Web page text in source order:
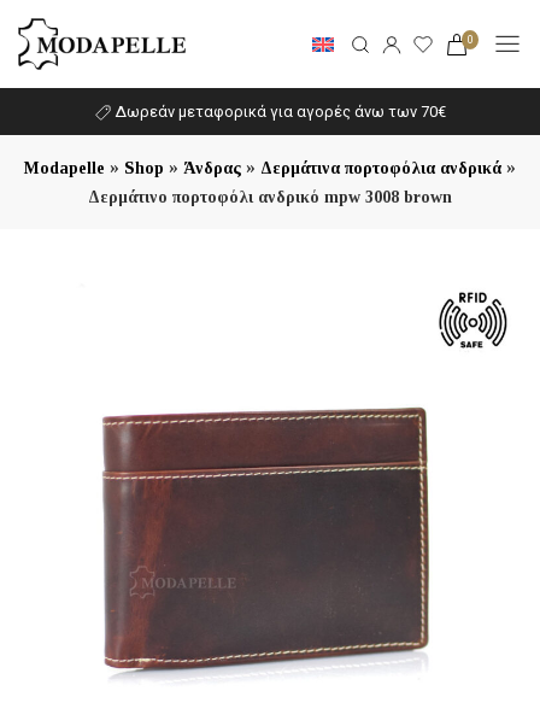
0
Δωρεάν μεταφορικά για αγορές άνω των 70€
Modapelle » Shop » Άνδρας » Δερμάτινα πορτοφόλια ανδρικά »
Δερμάτινο πορτοφόλι ανδρικό mpw 3008 brown